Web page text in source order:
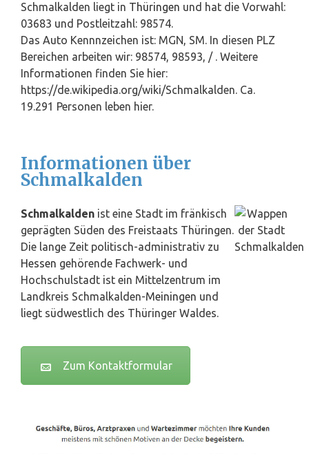
Schmalkalden liegt in Thüringen und hat die Vorwahl:
03683 und Postleitzahl: 98574.
Das Auto Kennnzeichen ist: MGN, SM. In diesen PLZ
Bereichen arbeiten wir: 98574, 98593, / . Weitere
Informationen finden Sie hier:
https://de.wikipedia.org/wiki/Schmalkalden. Ca.
19.291 Personen leben hier.
Informationen über
Schmalkalden
Schmalkalden ist eine Stadt im fränkisch
geprägten Süden des Freistaats Thüringen.
Die lange Zeit politisch-administrativ zu
Hessen gehörende Fachwerk- und
Hochschulstadt ist ein Mittelzentrum im
Landkreis Schmalkalden-Meiningen und
liegt südwestlich des Thüringer Waldes.
Zum Kontaktformular